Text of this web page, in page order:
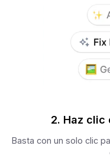
2. Haz clic
Basta con un solo clic